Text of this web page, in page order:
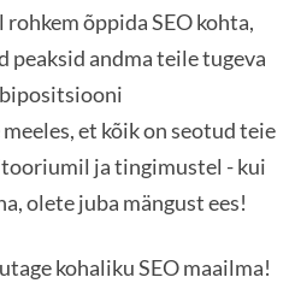
õppida SEO kohta,
andma teile tugeva
et kõik on seotud teie
ja tingimustel - kui
olete juba mängust ees!
kohaliku SEO maailma!